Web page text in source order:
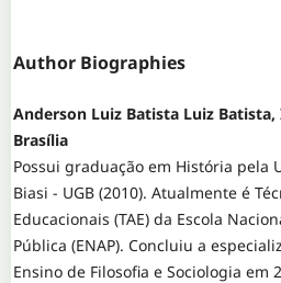
Author Biographies
Anderson Luiz Batista Luiz
Brasília
Possui graduação em História pela
Biasi - UGB (2010). Atualmente é
Educacionais (TAE) da Escola
Pública (ENAP). Concluiu a
Ensino de Filosofia e Sociologia em